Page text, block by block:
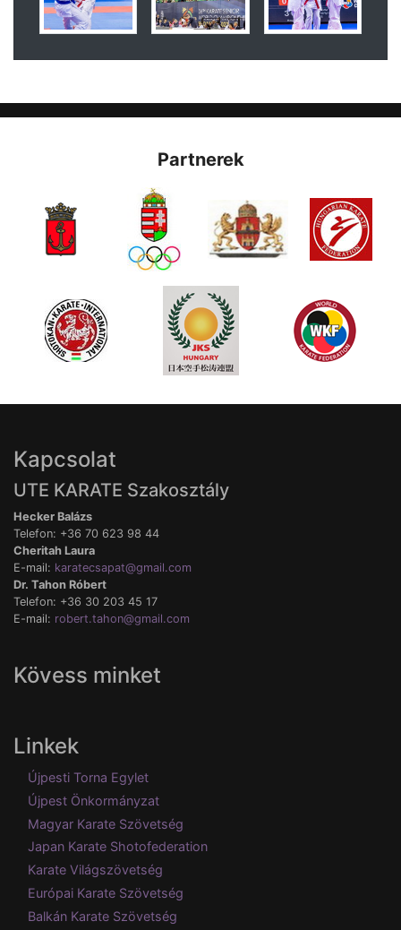
Partnerek
Kapcsolat
UTE KARATE Szakosztály
Hecker Balázs
Telefon: +36 70 623 98 44
Cheritah Laura
E-mail: karatecsapat@gmail.com
Dr. Tahon Róbert
Telefon: +36 30 203 45 17
E-mail: robert.tahon@gmail.com
Kövess minket
Linkek
Újpesti Torna Egylet
Újpest Önkormányzat
Magyar Karate Szövetség
Japan Karate Shotofederation
Karate Világszövetség
Európai Karate Szövetség
Balkán Karate Szövetség